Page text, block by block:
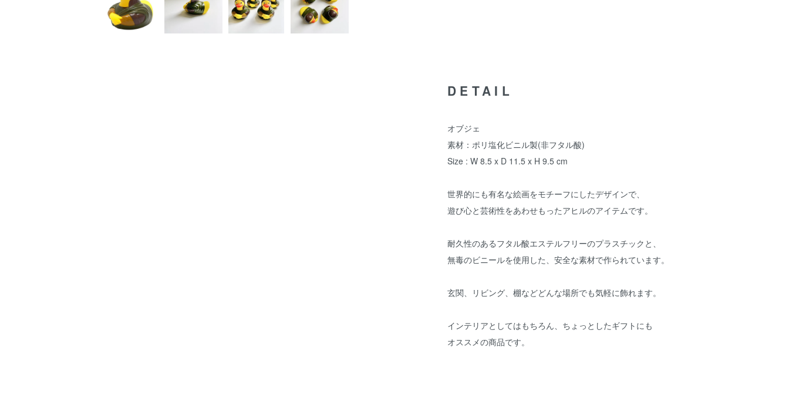
DETAIL
オブジェ
素材：ポリ塩化ビニル製(非フタル酸)
Size : W 8.5 x D 11.5 x H 9.5 cm
世界的にも有名な絵画をモチーフにしたデザインで、
遊び心と芸術性をあわせもったアヒルのアイテムです。
耐久性のあるフタル酸エステルフリーのプラスチックと、
無毒のビニールを使用した、安全な素材で作られています。
玄関、リビング、棚などどんな場所でも気軽に飾れます。
インテリアとしてはもちろん、ちょっとしたギフトにも
オススメの商品です。